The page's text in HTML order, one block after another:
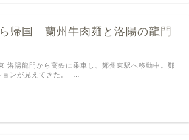
帰国 蘭州牛肉麺と洛陽の龍門
洛陽龍門から高鉄に乗車し、鄭州東駅へ移動中。鄭
ョンが見えてきた。 …